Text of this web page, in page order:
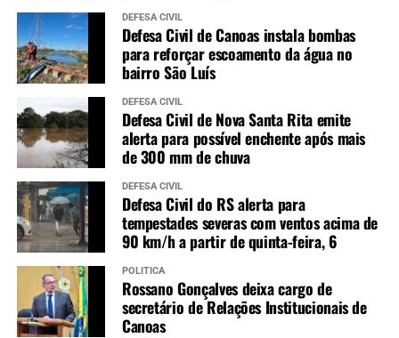
DEFESA CIVIL
Defesa Civil de Canoas instala bombas
para reforçar escoamento da água no
bairro São Luís
DEFESA CIVIL
Defesa Civil de Nova Santa Rita emite
alerta para possível enchente após mais
de 300 mm de chuva
DEFESA CIVIL
Defesa Civil do RS alerta para
tempestades severas com ventos acima de
90 km/h a partir de quinta-feira, 6
POLÍTICA
Rossano Gonçalves deixa cargo de
secretário de Relações Institucionais de
Canoas